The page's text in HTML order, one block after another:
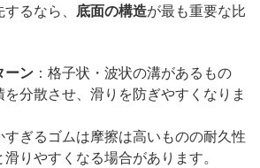
るなら、 底面の構造が最も重要な比
ーン ：格子状・波状の溝があるもの
分散させ、滑りを防ぎやすくなりま
すぎるゴムは摩擦は高いものの耐久性
りやすくなる場合があります。